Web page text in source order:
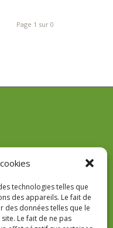
technologies telles que
des appareils. Le fait de
des données telles que le
Le fait de ne pas
Page 1 sur 0